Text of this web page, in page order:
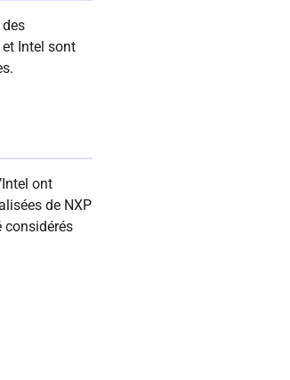
Intel sont
ont
de NXP
considérés